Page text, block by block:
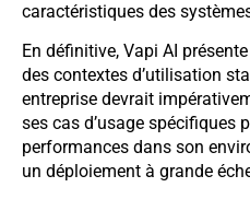
caractéristiques des
En définitive, Vapi AI
des contextes d’utilisation
entreprise devrait
ses cas d’usage spécifiques
performances dans son
un déploiement à grande